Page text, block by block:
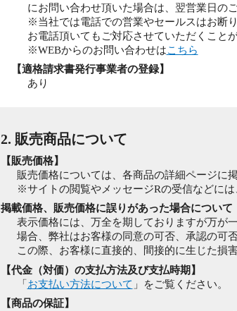
にお問い合わせ頂いた場合は、翌営業日の
※当社では電話での営業やセールスはお断り
お電話頂いてもご対応させていただくこと
※WEBからのお問い合わせはこちら
【適格請求書発行事業者の登録】
あり
2. 販売商品について
【販売価格】
販売価格については、各商品の詳細ページに
※サイトの閲覧やメッセージRの受信などには
掲載価格、販売価格に誤りがあった場合について
表示価格には、万全を期しておりますが万が
場合、弊社はお客様の同意の可否、承認の可
この際、お客様に直接的、間接的に生じた損
【代金（対価）の支払方法及び支払時期】
「 お支払い方法について 」をご覧ください。
【商品の保証】